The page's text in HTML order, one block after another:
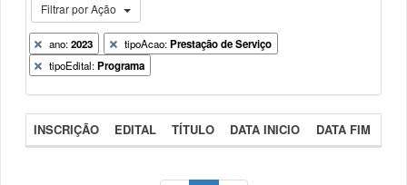
Filtrar por Ação
ano:2023 tipoAcao:Prestação de Serviço
tipoEdital:Programa
INSCRIÇÃO EDITAL TÍTULO DATA INICIO DATA FIM